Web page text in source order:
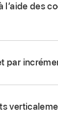
l’aide des
Pages
sur
travailler.
pour le
par
Pages
sur